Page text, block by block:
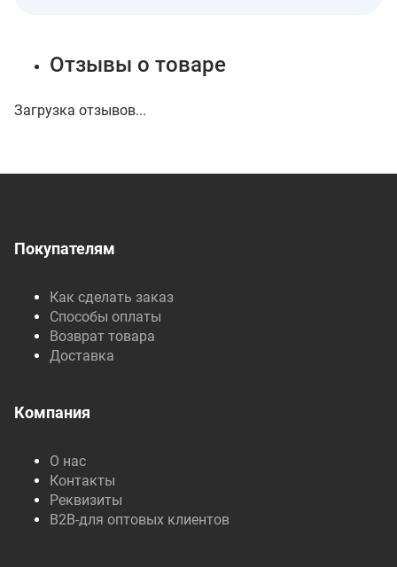
Отзывы о товаре
Загрузка отзывов...
Покупателям
Как сделать заказ
Способы оплаты
Возврат товара
Доставка
Компания
О нас
Контакты
Реквизиты
B2B-для оптовых клиентов